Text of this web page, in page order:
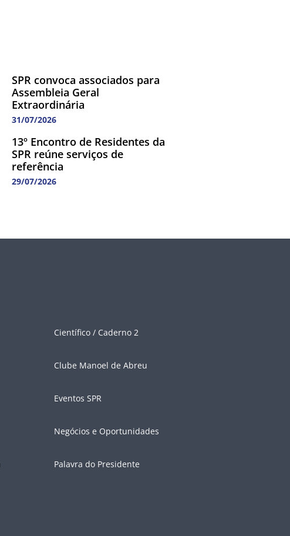
SPR convoca associados para
Assembleia Geral
Extraordinária
31/07/2026
13º Encontro de Residentes da
SPR reúne serviços de
referência
29/07/2026
Científico / Caderno 2
Clube Manoel de Abreu
Eventos SPR
Negócios e Oportunidades
Palavra do Presidente